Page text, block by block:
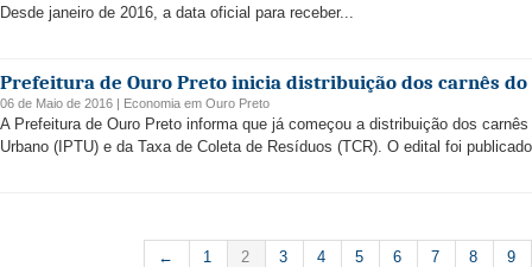
Desde janeiro de 2016, a data oficial para receber...
Prefeitura de Ouro Preto inicia distribuição dos carnês do
06 de Maio de 2016 | Economia em Ouro Preto
A Prefeitura de Ouro Preto informa que já começou a distribuição dos
Urbano (IPTU) e da Taxa de Coleta de Resíduos (TCR). O edital foi
← 1 2 3 4 5 6 7 8 9